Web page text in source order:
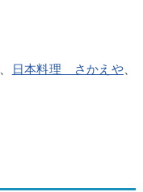
日本料理 さかえや